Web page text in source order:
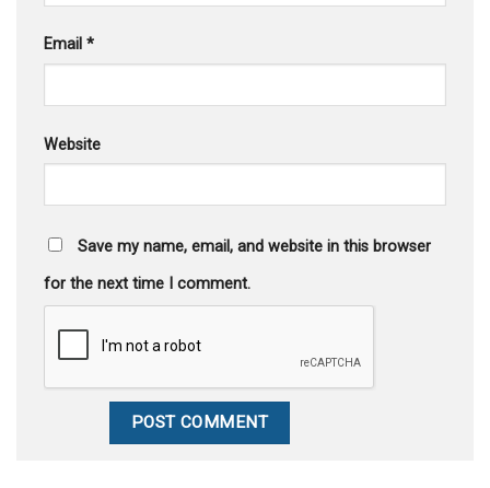
Email *
Website
Save my name, email, and website in this browser
for the next time I comment.